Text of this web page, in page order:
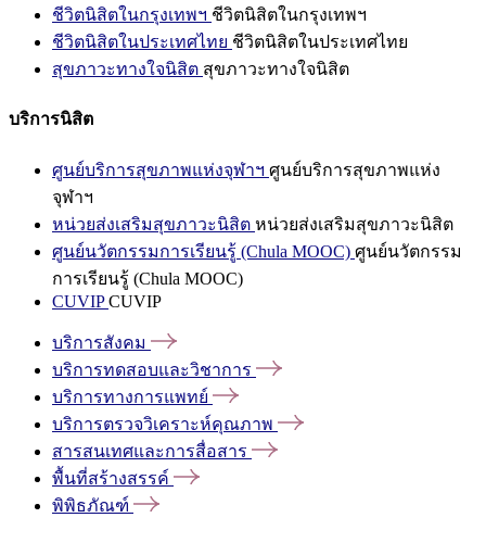
ชีวิตนิสิตในกรุงเทพฯ ชีวิตนิสิตในกรุงเทพฯ
ชีวิตนิสิตในประเทศไทย ชีวิตนิสิตในประเทศไทย
สุขภาวะทางใจนิสิต สุขภาวะทางใจนิสิต
บริการนิสิต
ศูนย์บริการสุขภาพแห่งจุฬาฯ ศูนย์บริการสุขภาพแห่ง
จุฬาฯ
หน่วยส่งเสริมสุขภาวะนิสิต หน่วยส่งเสริมสุขภาวะนิสิต
ศูนย์นวัตกรรมการเรียนรู้ (Chula MOOC) ศูนย์นวัตกรรม
การเรียนรู้ (Chula MOOC)
CUVIPCUVIP
บริการสังคม
บริการทดสอบและวิชาการ
บริการทางการแพทย์
บริการตรวจวิเคราะห์คุณภาพ
สารสนเทศและการสื่อสาร
พื้นที่สร้างสรรค์
พิพิธภัณฑ์